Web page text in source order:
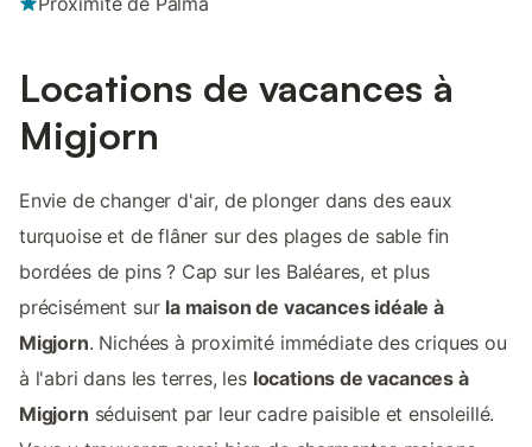
Locations de vacances à
Migjorn
Envie de changer d'air, de plonger dans des eaux
turquoise et de flâner sur des plages de sable fin
bordées de pins ? Cap sur les Baléares, et plus
précisément sur la maison de vacances idéale à
Migjorn. Nichées à proximité immédiate des criques ou
à l'abri dans les terres, les locations de vacances à
Migjorn séduisent par leur cadre paisible et ensoleillé.